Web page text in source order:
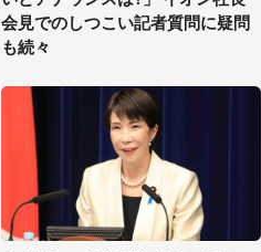
会見でのしつこい記者質問に疑問
も続々